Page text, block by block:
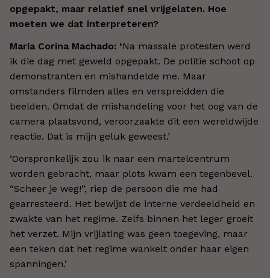
opgepakt, maar relatief snel vrijgelaten. Hoe
moeten we dat interpreteren?
María Corina Machado: ‘Na massale protesten werd
ik die dag met geweld opgepakt. De politie schoot op
demonstranten en mishandelde me. Maar
omstanders filmden alles en verspreidden die
beelden. Omdat de mishandeling voor het oog van de
camera plaatsvond, veroorzaakte dit een wereldwijde
reactie. Dat is mijn geluk geweest.’
‘Oorspronkelijk zou ik naar een martelcentrum
worden gebracht, maar plots kwam een tegenbevel.
“Scheer je weg!”, riep de persoon die me had
gearresteerd. Het bewijst de interne verdeeldheid en
zwakte van het regime. Zelfs binnen het leger groeit
het verzet. Mijn vrijlating was geen toegeving, maar
een teken dat het regime wankelt onder haar eigen
spanningen.’